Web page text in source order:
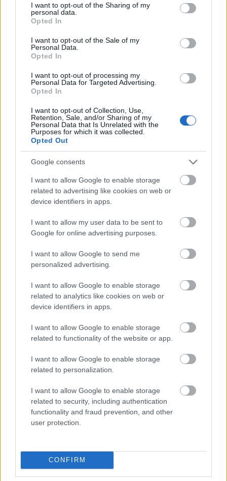
not limited to your visit or usage behaviour. You may click to
grant or deny consent to Google and its third-party tags to
use your data for below specified purposes in below Google
consent section.
I want to opt-out of the Sharing of my
personal data.
Opted In
I want to opt-out of the Sale of my
Personal Data.
Opted In
I want to opt-out of processing my
Personal Data for Targeted Advertising.
Opted In
I want to opt-out of Collection, Use,
Retention, Sale, and/or Sharing of my
Personal Data that Is Unrelated with the
Purposes for which it was collected.
Opted Out
Google consents
I want to allow Google to enable storage
related to advertising like cookies on web or
device identifiers in apps.
I want to allow my user data to be sent to
Google for online advertising purposes.
I want to allow Google to send me
personalized advertising.
I want to allow Google to enable storage
related to analytics like cookies on web or
device identifiers in apps.
I want to allow Google to enable storage
related to functionality of the website or app.
I want to allow Google to enable storage
related to personalization.
I want to allow Google to enable storage
related to security, including authentication
functionality and fraud prevention, and other
user protection.
CONFIRM
Ez történtaz ukrán háború 1008-dik napján:
- Az ukrán erők szerdán „komplex
drón- és
rakétacsapást” hajtottak végre a megszállt
Krímben lévő Szevasztopol ellen, célba véve a
belbeki katonai repülőteret és egy
krími források. A támadásban állítólag Ukrajna
saját fejlesztésű Neptun cirkálórakétákat,
szovjet típusú S200-as rakétákat, nyugati
forrásból származó Storm Shadow
rakétákat
40 csapásmérő drónt és meg nem határozott
ballisztikus rakétákat használt.
- Joe Biden kormányának egyik magas rangú
hogy az Egyesült Államok sürgeti Ukrajnát,
több katona bevonásával és a
sorkötelezettségi korhatárt csökkentse a
jelenlegi 25-ről 18 évre.
fegyvercsomagot készít elő Ukrajna számára,
ezúttal 725 millió dollár értékben - közölte
szerdán két amerikai tisztviselő. Ez az
előrejelzések szerint szárazföldi aknákat,
Himars lőszereket tartalmaz majd.
A fegyvercsomagról szóló hivatalos